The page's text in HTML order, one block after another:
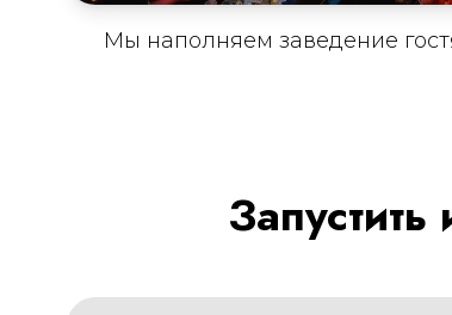
Мы наполняем заведение